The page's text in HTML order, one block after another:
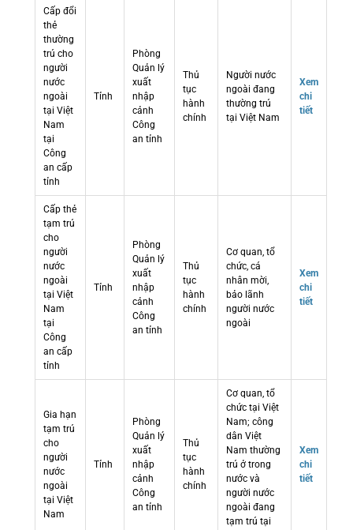
Cấp đổi
thẻ
thường
trú cho
người
nước
ngoài
tại Việt
Nam
tại
Công
an cấp
tỉnh
Tỉnh
Phòng
Quản lý
xuất
nhập
cảnh
Công
an tỉnh
Thủ
tục
hành
chính
Người nước
ngoài đang
thường trú
tại Việt Nam
Xem
chi
tiết
Cấp thẻ
tạm trú
cho
người
nước
ngoài
tại Việt
Nam
tại
Công
an cấp
tỉnh
Tỉnh
Phòng
Quản lý
xuất
nhập
cảnh
Công
an tỉnh
Thủ
tục
hành
chính
Cơ quan, tổ
chức, cá
nhân mời,
bảo lãnh
người nước
ngoài
Xem
chi
tiết
Gia hạn
tạm trú
cho
người
nước
ngoài
tại Việt
Nam
Tỉnh
Phòng
Quản lý
xuất
nhập
cảnh
Công
an tỉnh
Thủ
tục
hành
chính
Cơ quan, tổ
chức tại Việt
Nam; công
dân Việt
Nam thường
trú ở trong
nước và
người nước
ngoài đang
tạm trú tại
Xem
chi
tiết